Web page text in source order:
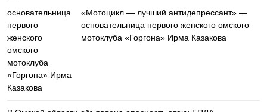
«Мотоцикл — лучший антидепрессант» —
основательница первого женского омского
мотоклуба «Горгона» Ирма Казакова